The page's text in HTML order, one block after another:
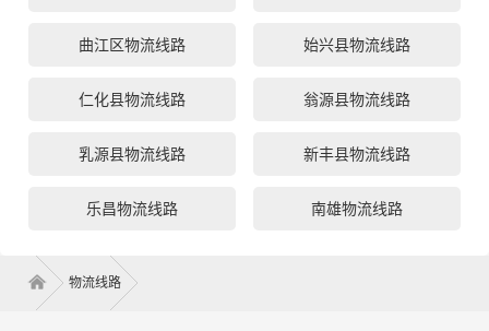
曲江区物流线路 始兴县物流线路
仁化县物流线路 翁源县物流线路
乳源县物流线路 新丰县物流线路
乐昌物流线路 南雄物流线路
物流线路